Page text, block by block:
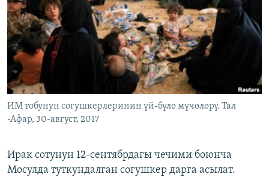
АЗАТТЫК+
ЫҢГАЙСЫЗ СУРООЛОР
ЭЕ/АРнун бардык сайттары
ИМ тобунун согушкерлеринин үй-бүлө мүчөлөрү. Тал
-Афар, 30-август, 2017
Ирак сотунун 12-сентябрдагы чечими боюнча
Мосулда туткундалган согушкер дарга асылат.